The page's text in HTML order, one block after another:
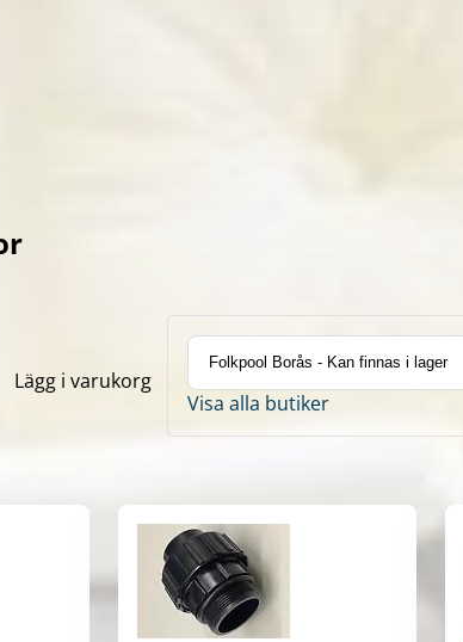
Lägg i varukorg
Visa alla butiker